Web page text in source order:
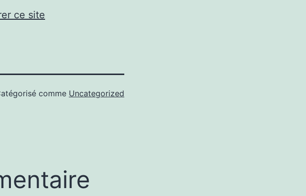
ce site
comme Uncategorized